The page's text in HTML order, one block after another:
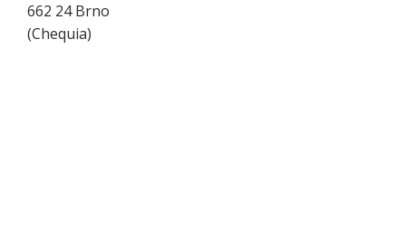
662 24Brno
(Chequia)